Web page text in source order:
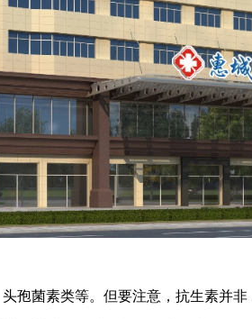
孢菌素类等。但要注意，抗生素并非